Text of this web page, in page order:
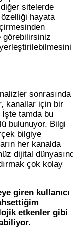
diğer sitelerde
özelliği hayata
görebilirsiniz
sonrasında
kanallar için bir
tamda bu
bulunuyor. Bilgi
bilgiye
her kanalda
dijital
çok kolay
giren kullanıcı
etkenler gibi